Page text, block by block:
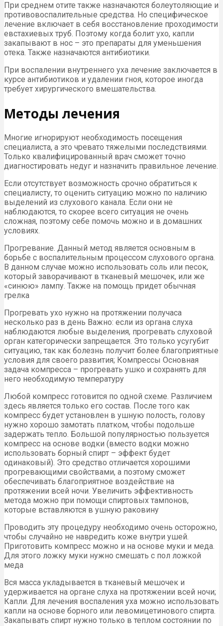
При среднем отите также назначаются болеутоляющие и
противовоспалительные средства. Но специфическое
лечение включает в себя восстановление проходимости
евстахиевых труб. Поэтому когда болит ухо, капли
закапывают в нос – это препараты для уменьшения
отека. Также назначаются антибиотики.
При воспалении внутреннего уха лечение заключается в
курсе антибиотиков и удалении гноя, которое иногда
требует хирургического вмешательства.
Методы лечения
Многие игнорируют необходимость посещения
специалиста, а это чревато тяжелыми последствиями.
Только квалифицированный врач сможет точно
диагностировать недуг и назначить правильное лечение.
Если отсутствует возможность срочно обратиться к
специалисту, то оценить ситуацию можно по наличию
выделений из слухового канала. Если они не
наблюдаются, то скорее всего ситуация не очень
сложная, поэтому себе помочь можно и в домашних
условиях.
Прогревание. Данный метод является основным в
борьбе с воспалительным процессом слухового органа.
В данном случае можно использовать соль или песок,
который заворачивают в тканевый мешочек, или же
«синюю» лампу. Также на помощь придет обычная
грелка
Прогревать ухо нужно на протяжении получаса
несколько раз в день Важно: если из органа слуха
наблюдаются любые выделения, прогревать слуховой
орган категорически запрещается. Это только усугубит
ситуацию, так как болезнь получит более благоприятные
условия для своего развития; Компрессы Основная
задача компресса – прогревать ушко и сохранять для
него необходимую температуру
Любой компресс готовится по одной схеме. Различием
здесь является только его состав. После того как
компресс будет установлен в ушную полость, голову
нужно хорошо замотать платком, чтобы подольше
задержать тепло. Большой популярностью пользуется
компресс на основе водки (вместо водки можно
использовать борный спирт – эффект будет
одинаковый). Это средство отличается хорошими
прогревающими свойствами, а поэтому сможет
обеспечивать благоприятное воздействие на
протяжении всей ночи. Увеличить эффективность
метода можно при помощи спиртовых тампонов,
которые вставляются в ушную раковину
Проводить эту процедуру необходимо очень осторожно,
чтобы случайно не навредить коже внутри ушей.
Приготовить компресс можно и на основе муки и меда.
Для этого ложку муки нужно смешать с пол ложкой
меда
Вся масса укладывается в тканевый мешочек и
удерживается на органе слуха на протяжении всей ночи;
Капли. Для лечения воспаления уха можно использовать
капли на основе борного или левомицетинового спирта.
Закапывать спирт нужно только в теплом состоянии по